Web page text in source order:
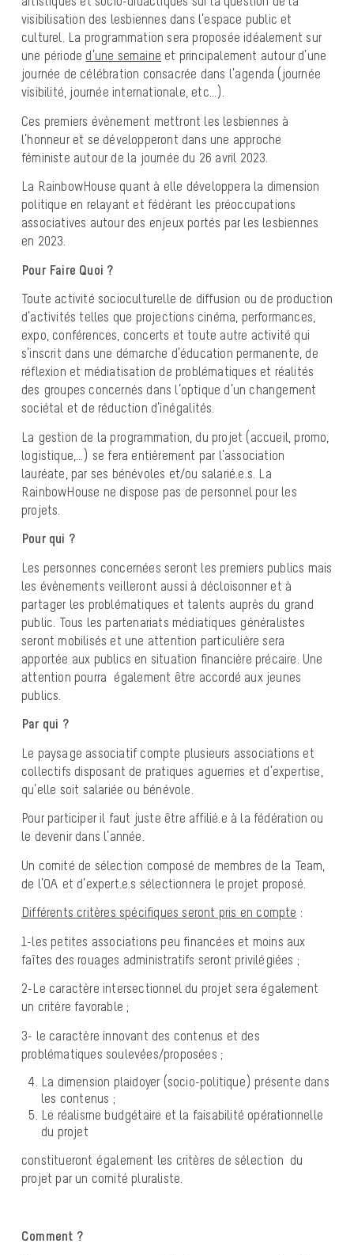
visibilisation des lesbiennes dans l’espace public et
culturel. La programmation sera proposée idéalement sur
une période d’une semaine et principalement autour d’une
journée de célébration consacrée dans l’agenda (journée
visibilité, journée internationale, etc…).
Ces premiers évènement mettront les lesbiennes à
l’honneur et se développeront dans une approche
féministe autour de la journée du 26 avril 2023.
La RainbowHouse quant à elle développera la dimension
politique en relayant et fédérant les préoccupations
associatives autour des enjeux portés par les lesbiennes
en 2023.
Pour Faire Quoi ?
Toute activité socioculturelle de diffusion ou de production
d’activités telles que projections cinéma, performances,
expo, conférences, concerts et toute autre activité qui
s’inscrit dans une démarche d’éducation permanente, de
réflexion et médiatisation de problématiques et réalités
des groupes concernés dans l’optique d’un changement
sociétal et de réduction d’inégalités.
La gestion de la programmation, du projet (accueil, promo,
logistique,…) se fera entièrement par l’association
lauréate, par ses bénévoles et/ou salarié.e.s. La
RainbowHouse ne dispose pas de personnel pour les
projets.
Pour qui ?
Les personnes concernées seront les premiers publics mais
les évènements veilleront aussi à décloisonner et à
partager les problématiques et talents auprès du grand
public. Tous les partenariats médiatiques généralistes
seront mobilisés et une attention particulière sera
apportée aux publics en situation financière précaire. Une
attention pourra également être accordé aux jeunes
publics.
Par qui ?
Le paysage associatif compte plusieurs associations et
collectifs disposant de pratiques aguerries et d’expertise,
qu’elle soit salariée ou bénévole.
Pour participer il faut juste être affilié.e à la fédération ou
le devenir dans l’année.
Un comité de sélection composé de membres de la Team,
de l’OA et d’expert.e.s sélectionnera le projet proposé.
Différents critères spécifiques seront pris en compte :
1-les petites associations peu financées et moins aux
faîtes des rouages administratifs seront privilégiées ;
2-Le caractère intersectionnel du projet sera également
un critère favorable ;
3- le caractère innovant des contenus et des
problématiques soulevées/proposées ;
La dimension plaidoyer (socio-politique) présente dans
les contenus ;
Le réalisme budgétaire et la faisabilité opérationnelle
du projet
constitueront également les critères de sélection du
projet par un comité pluraliste.
Comment ?